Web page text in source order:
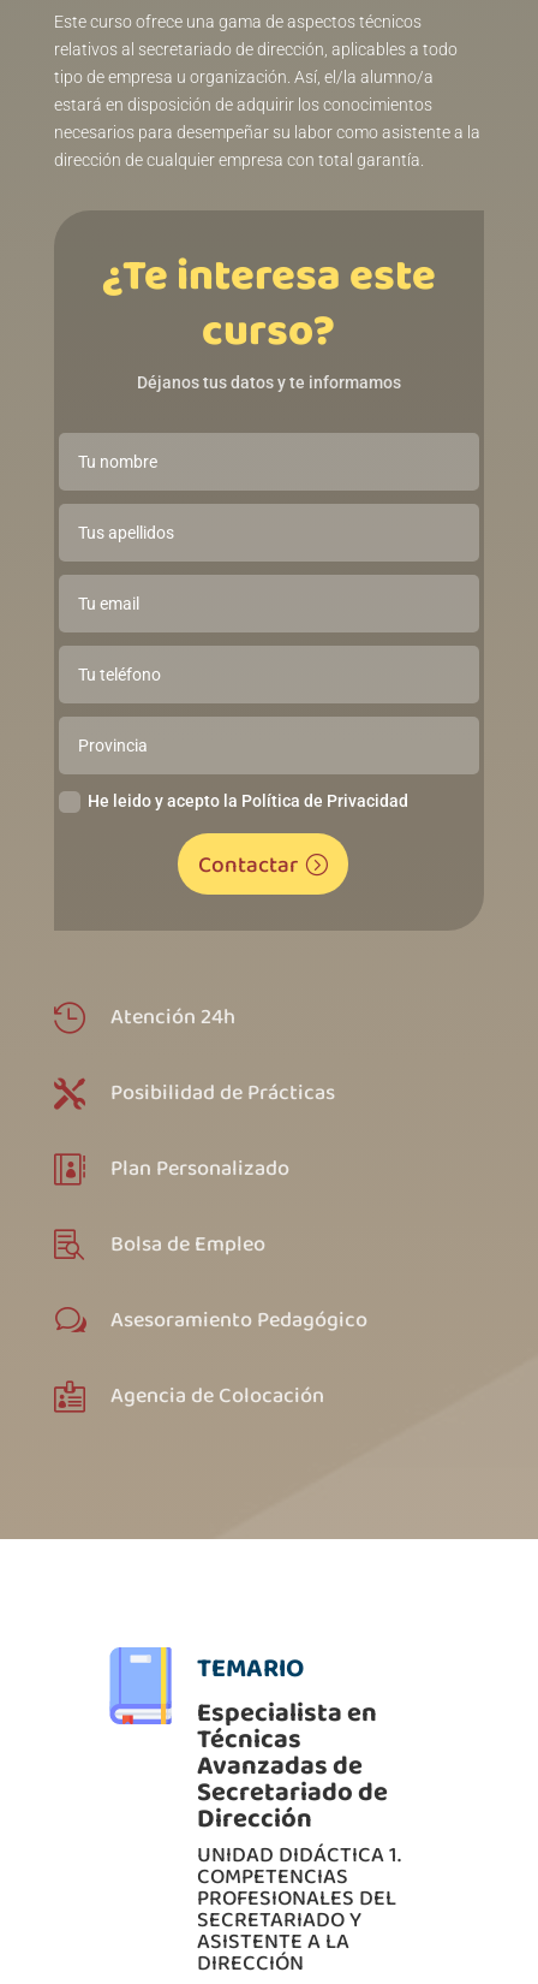
Este curso ofrece una gama de aspectos técnicos
relativos al secretariado de dirección, aplicables a todo
tipo de empresa u organización. Así, el/la alumno/a
estará en disposición de adquirir los conocimientos
necesarios para desempeñar su labor como asistente a la
dirección de cualquier empresa con total garantía.
¿Te interesa este
curso?
Déjanos tus datos y te informamos
He leido y acepto la Política de Privacidad
Contactar
 Atención 24h
 Posibilidad de Prácticas
 Plan Personalizado
 Bolsa de Empleo
w Asesoramiento Pedagógico
 Agencia de Colocación
TEMARIO
Especialista en
Técnicas
Avanzadas de
Secretariado de
Dirección
UNIDAD DIDÁCTICA 1.
COMPETENCIAS
PROFESIONALES DEL
SECRETARIADO Y
ASISTENTE A LA
DIRECCIÓN